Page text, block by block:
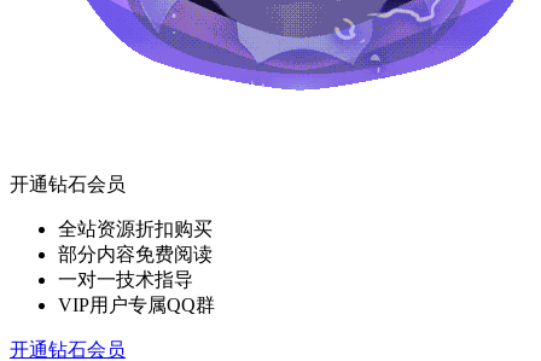
开通钻石会员
全站资源折扣购买
部分内容免费阅读
一对一技术指导
VIP用户专属QQ群
开通钻石会员